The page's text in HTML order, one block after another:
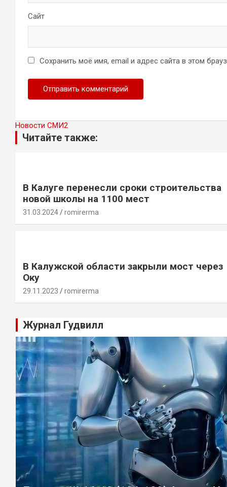
Сайт
Сохранить моё имя, email и адрес сайта в этом
Новости СМИ2
Читайте также:
В Калуге перенесли сроки строительства
новой школы на 1100 мест
31.03.2024 romirerma
В Калужской области закрыли мост через
Оку
29.11.2023 romirerma
Журнал Гудвилл